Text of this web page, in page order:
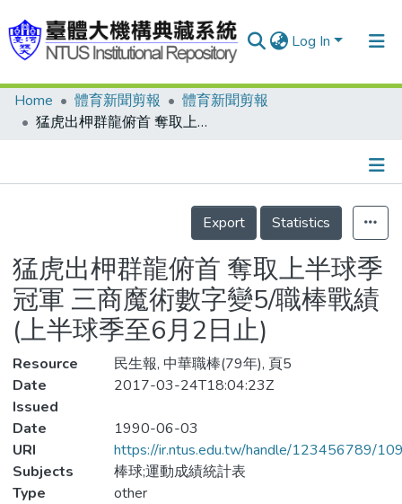
Log In
Communities & Collections
Statistics
Home 體育新聞剪報
體育新聞剪報
猛虎出柙群龍俯首 奪取上半球季冠軍 三商魔術數字變5/職棒戰績(上半球季至6月2日止)
Details
Export
Statistics
猛虎出柙群龍俯首 奪取上半球季
冠軍 三商魔術數字變5/職棒戰績
(上半球季至6月2日止)
Resource
民生報, 中華職棒(79年), 頁5
Date
Issued
2017-03-24T18:04:23Z
Date
1990-06-03
URI
https://ir.ntus.edu.tw/handle/123456789/
Subjects
棒球;運動成績統計表
Type
other